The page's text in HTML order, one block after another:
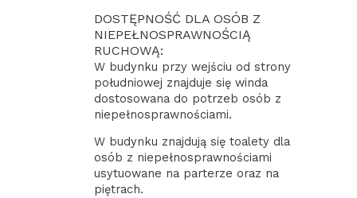
DOSTĘPNOŚĆ DLA OSÓB Z
NIEPEŁNOSPRAWNOŚCIĄ
RUCHOWĄ:
W budynku przy wejściu od strony
południowej znajduje się winda
dostosowana do potrzeb osób z
niepełnosprawnościami.
W budynku znajdują się toalety dla
osób z niepełnosprawnościami
usytuowane na parterze oraz na
piętrach.